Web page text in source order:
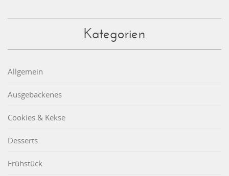
Kategorien
Allgemein
Ausgebackenes
Cookies & Kekse
Desserts
Frühstück